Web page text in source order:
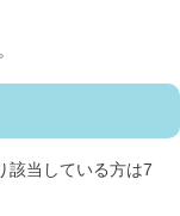
該当している方は7